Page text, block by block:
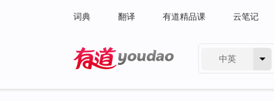
词典 翻译 有道精品课 云笔记
中英